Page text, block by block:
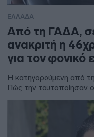
ΕΛΛΑΔΑ
Από τη ΓΑΔΑ,
ανακριτή η
για τον
Η κατηγορούμενη από
Πώς την ταυτοποίησαν